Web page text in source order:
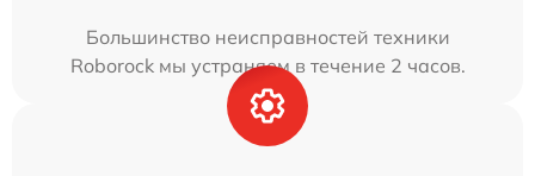
Большинство неисправностей техники
Roborock мы устраняем в течение 2 часов.